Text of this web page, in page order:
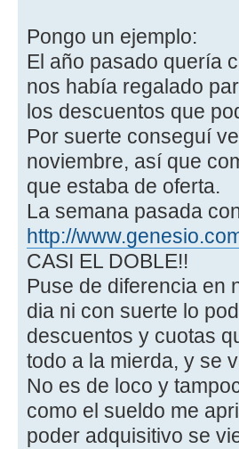
Pongo un ejemplo:
El año pasado quería
nos había regalado
los descuentos que
Por suerte conseguí
noviembre, así que
que estaba de oferta.
La semana pasada
http://
CASI EL DOBLE!!
Puse de diferencia en
dia ni con suerte lo
descuentos y cuotas
todo a la mierda, y se
No es de loco y
como el sueldo me
poder adquisitivo se